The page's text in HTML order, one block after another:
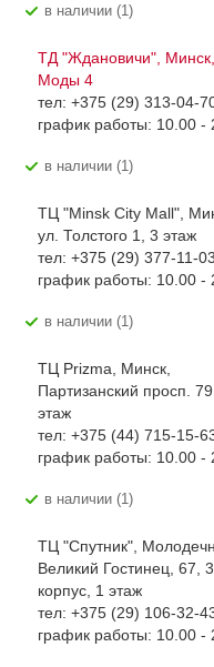
В наличии (1)
ТД "Ждановичи",
Моды 4
тел: +375 (29) 313-04-
график работы: 10.00 -
В наличии (1)
ТЦ "Minsk City Mall",
ул. Толстого 1, 3 этаж
тел: +375 (29) 377-11-03
график работы: 10.00 -
В наличии (1)
ТЦ Prizma, Минск,
Партизанский просп.
этаж
тел: +375 (44) 715-15-
график работы: 10.00 -
В наличии (1)
ТЦ "Спутник",
Великий Гостинец, 67, 3
корпус, 1 этаж
тел: +375 (29) 106-32-
график работы: 10.00 -